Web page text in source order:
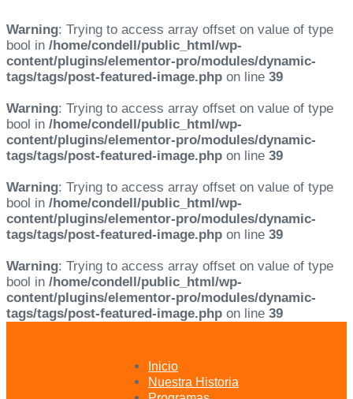
Warning: Trying to access array offset on value of type
bool in /home/condell/public_html/wp-
content/plugins/elementor-pro/modules/dynamic-
tags/tags/post-featured-image.php on line 39
Warning: Trying to access array offset on value of type
bool in /home/condell/public_html/wp-
content/plugins/elementor-pro/modules/dynamic-
tags/tags/post-featured-image.php on line 39
Warning: Trying to access array offset on value of type
bool in /home/condell/public_html/wp-
content/plugins/elementor-pro/modules/dynamic-
tags/tags/post-featured-image.php on line 39
Warning: Trying to access array offset on value of type
bool in /home/condell/public_html/wp-
content/plugins/elementor-pro/modules/dynamic-
tags/tags/post-featured-image.php on line 39
Inicio
Nuestra Historia